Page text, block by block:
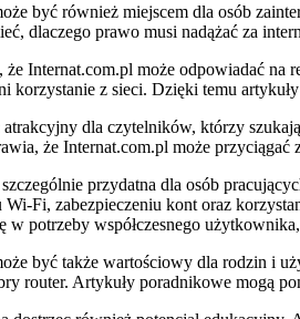
być również miejscem dla osób
dlaczego prawo musi nadążać za
że Internat.com.pl może odpowiadać
korzystanie z sieci. Dzięki temu
dla czytelników, którzy
że Internat.com.pl może
przydatna dla osób
Wi-Fi, zabezpieczeniu kont oraz
w potrzeby współczesnego
być także wartościowy dla rodzin i
router. Artykuły poradnikowe mogą